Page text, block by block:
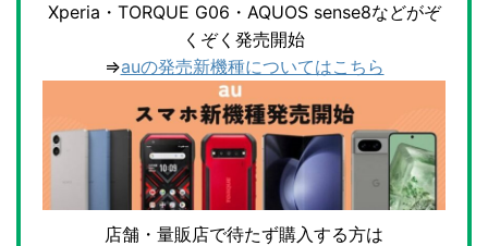
Xperia・TORQUE G06・AQUOS sense8などがぞ
くぞく発売開始
⇒auの発売新機種についてはこちら
店舗・量販店で待たず購入する方は